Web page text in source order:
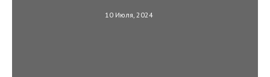
10 Июля, 2024